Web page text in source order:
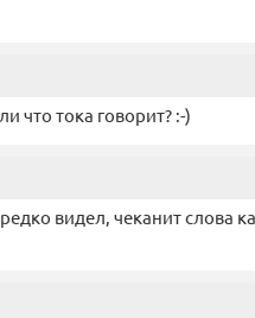
что тока говорит? :-)
видел, чеканит слова